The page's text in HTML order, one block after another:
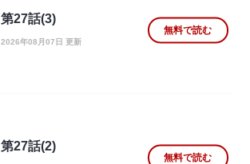
第27話(3)
2026年08月07日 更新
無料で読む
第27話(2)
無料で読む